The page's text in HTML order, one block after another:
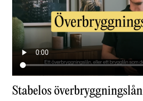
Stabelos överbryggningslån